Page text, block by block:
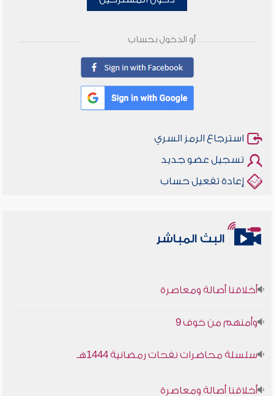
أو الدخول بحساب
استرجاع الرمز السري
تسجيل عضو جديد
إعادة تفعيل حساب
البث المباشر
أخلاقنا أصالة ومعاصرة
وأمنهم من خوف 9
سلسلة محاضرات نفحات رمضانية 1444هـ
أخلاقنا أصالة ومعاصرة